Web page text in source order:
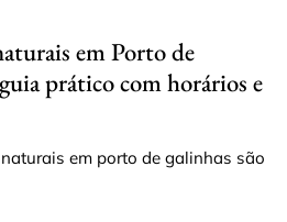
em Porto de
prático com horários e
em porto de galinhas são